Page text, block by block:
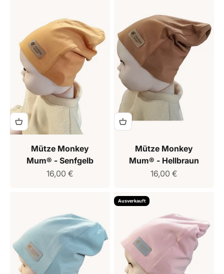
Mütze Monkey
Mum® - Senfgelb
Verkaufspreis
16,00 €
Mütze Monkey
Mum® - Hellbraun
Verkaufspreis
16,00 €
Ausverkauft